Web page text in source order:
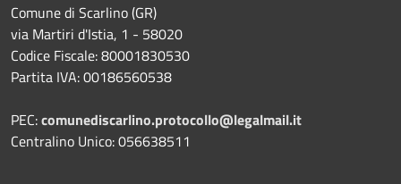
Comune di Scarlino (GR)
via Martiri d'Istia, 1 - 58020
Codice Fiscale: 80001830530
Partita IVA: 00186560538
PEC:comunediscarlino.protocollo@legalmail.it
Centralino Unico: 056638511